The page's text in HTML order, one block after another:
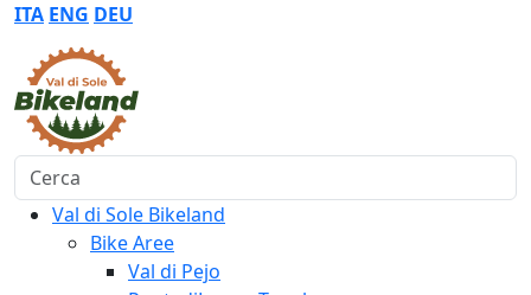
ITA ENG DEU
Cerca
Val di Sole Bikeland
Bike Aree
Val di Pejo